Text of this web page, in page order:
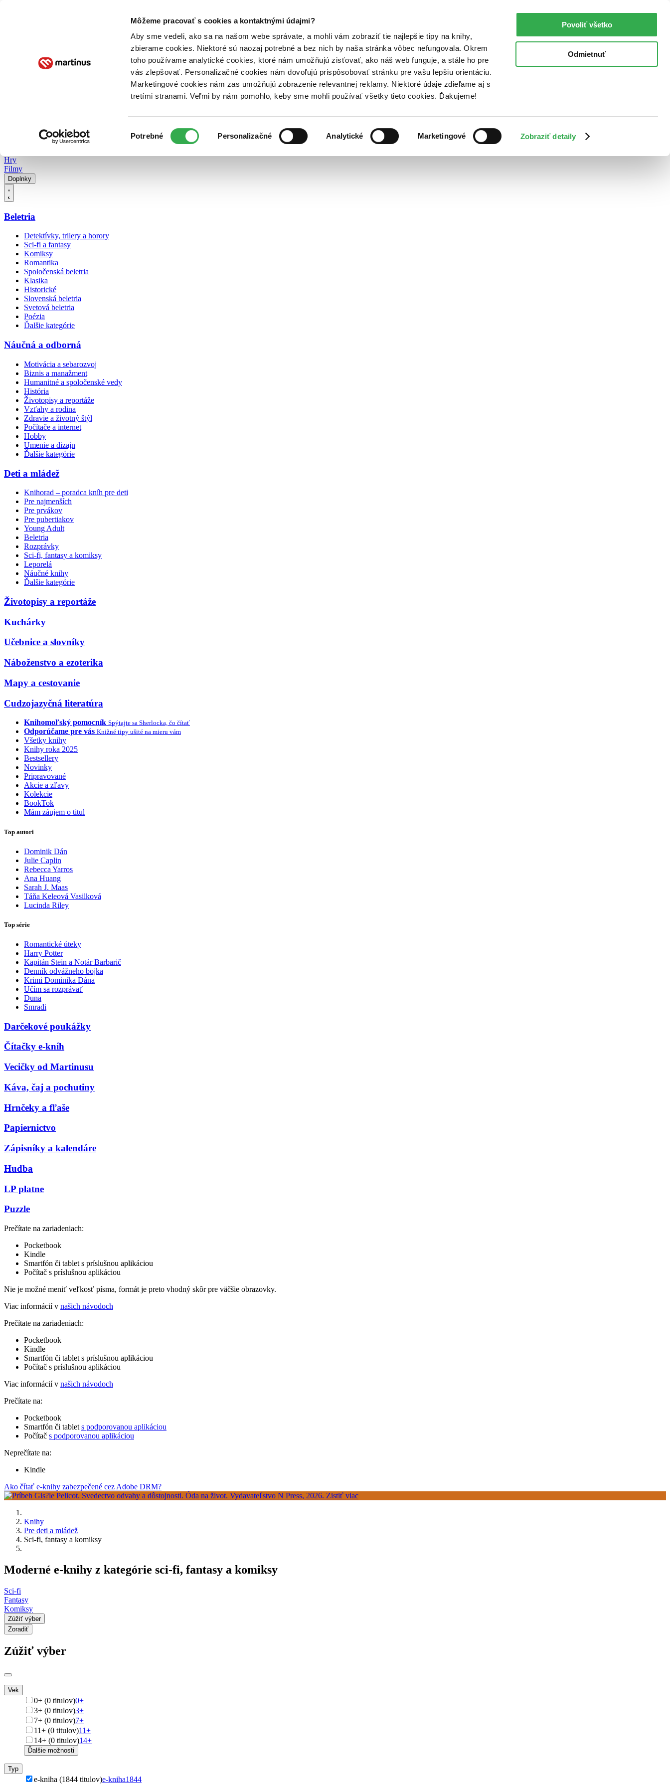
Môžeme pracovať s cookies a kontaktnými údajmi?
Aby sme vedeli, ako sa na našom webe správate, a mohli vám zobraziť tie najlepšie tipy na knihy,
zbierame cookies. Niektoré sú naozaj potrebné a bez nich by naša stránka vôbec nefungovala. Okrem
toho používame analytické cookies, ktoré nám umožňujú zisťovať, ako náš web funguje, a stále ho pre
vás zlepšovať. Personalizačné cookies nám dovoľujú prispôsobovať stránku pre vašu lepšiu orientáciu.
Marketingové cookies nám zas umožňujú zobrazenie relevantnej reklamy. Niektoré údaje zdieľame aj s
tretími stranami. Veľmi by nám pomohlo, keby sme mohli používať všetky tieto cookies. Ďakujeme!
súhlasu
Potrebné Personalizačné Analytické Marketingové Zobraziť detaily
Povoliť všetko
Odmietnuť
Poukážky Kontakt
Hry
Filmy
Doplnky
Beletria
Detektívky, trilery a horory
Sci-fi a fantasy
Komiksy
Romantika
Spoločenská beletria
Klasika
Historické
Slovenská beletria
Svetová beletria
Poézia
Ďalšie kategórie
Náučná a odborná
Motivácia a sebarozvoj
Biznis a manažment
Humanitné a spoločenské vedy
História
Životopisy a reportáže
Vzťahy a rodina
Zdravie a životný štýl
Počítače a internet
Hobby
Umenie a dizajn
Ďalšie kategórie
Deti a mládež
Knihorad – poradca kníh pre deti
Pre najmenších
Pre prvákov
Pre pubertiakov
Young Adult
Beletria
Rozprávky
Sci-fi, fantasy a komiksy
Leporelá
Náučné knihy
Ďalšie kategórie
Životopisy a reportáže
Kuchárky
Učebnice a slovníky
Náboženstvo a ezoterika
Mapy a cestovanie
Cudzojazyčná literatúra
Knihomoľský pomocník Spýtajte sa Sherlocka, čo čítať
Odporúčame pre vás Knižné tipy ušité na mieru vám
Všetky knihy
Knihy roka 2025
Bestsellery
Novinky
Pripravované
Akcie a zľavy
Kolekcie
BookTok
Mám záujem o titul
Top autori
Dominik Dán
Julie Caplin
Rebecca Yarros
Ana Huang
Sarah J. Maas
Táňa Keleová Vasilková
Lucinda Riley
Top série
Romantické úteky
Harry Potter
Kapitán Stein a Notár Barbarič
Denník odvážneho bojka
Krimi Dominika Dána
Učím sa rozprávať
Duna
Smradi
Darčekové poukážky
Čítačky e-kníh
Vecičky od Martinusu
Káva, čaj a pochutiny
Hrnčeky a fľaše
Papiernictvo
Zápisníky a kalendáre
Hudba
LP platne
Puzzle
Prečítate na zariadeniach:
Pocketbook
Kindle
Smartfón či tablet s príslušnou aplikáciou
Počítač s príslušnou aplikáciou
Nie je možné meniť veľkosť písma, formát je preto vhodný skôr pre väčšie obrazovky.
Viac informácií v našich návodoch
Prečítate na zariadeniach:
Pocketbook
Kindle
Smartfón či tablet s príslušnou aplikáciou
Počítač s príslušnou aplikáciou
Viac informácií v našich návodoch
Prečítate na:
Pocketbook
Smartfón či tablet s podporovanou aplikáciou
Počítač s podporovanou aplikáciou
Neprečítate na:
Kindle
Ako čítať e-knihy zabezpečené cez Adobe DRM?
Knihy
Pre deti a mládež
Sci-fi, fantasy a komiksy
Moderné e-knihy z kategórie sci-fi, fantasy a komiksy
Sci-fi
Fantasy
Komiksy
Zúžiť výber
Zoradiť
Zúžiť výber
Vek
0+ (0 titulov)0+
3+ (0 titulov)3+
7+ (0 titulov)7+
11+ (0 titulov)11+
14+ (0 titulov)14+
Ďalšie možnosti
Typ
e-kniha (1844 titulov)e-kniha1844